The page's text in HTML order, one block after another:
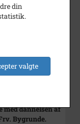
Matr. Nr. 27c
og
med dannelsen af
Bygrunde.
din
valgte